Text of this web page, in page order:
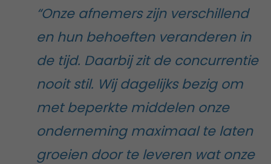
“Onze afnemers zijn verschillend
en hun behoeften veranderen in
de tijd. Daarbij zit de concurrentie
nooit stil. Wij dagelijks bezig om
met beperkte middelen onze
onderneming maximaal te laten
groeien door te leveren wat onze